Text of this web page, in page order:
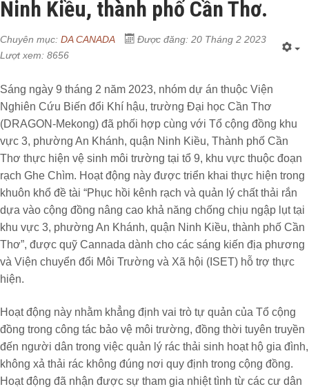
Ninh Kiều, thành phố Cần Thơ.
Chuyên mục: DA CANADA
Được đăng: 20 Tháng 2 2023
Lượt xem: 8656
Sáng ngày 9 tháng 2 năm 2023, nhóm dự án thuộc Viện
Nghiên Cứu Biến đổi Khí hậu, trường Đại học Cần Thơ
(DRAGON-Mekong) đã phối hợp cùng với Tổ cộng đồng khu
vực 3, phường An Khánh, quận Ninh Kiều, Thành phố Cần
Thơ thực hiện vệ sinh môi trường tại tổ 9, khu vực thuộc đoạn
rạch Ghe Chìm. Hoạt động này được triển khai thực hiện trong
khuôn khổ đề tài “Phục hồi kênh rạch và quản lý chất thải rắn
dựa vào cộng đồng nâng cao khả năng chống chịu ngập lụt tại
khu vực 3, phường An Khánh, quận Ninh Kiều, thành phố Cần
Thơ”, được quỹ Cannada dành cho các sáng kiến địa phương
và Viện chuyển đổi Môi Trường và Xã hội (ISET) hỗ trợ thực
hiện.
Hoạt động này nhằm khẳng định vai trò tự quản của Tổ cộng
đồng trong công tác bảo vệ môi trường, đồng thời tuyên truyền
đến người dân trong việc quản lý rác thải sinh hoạt hộ gia đình,
không xả thải rác không đúng nơi quy định trong cộng đồng.
Hoạt động đã nhận được sự tham gia nhiệt tình từ các cư dân